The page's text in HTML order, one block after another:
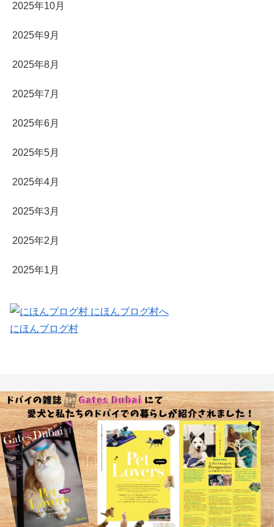
2025年10月
2025年9月
2025年8月
2025年7月
2025年6月
2025年5月
2025年4月
2025年3月
2025年2月
2025年1月
にほんブログ村